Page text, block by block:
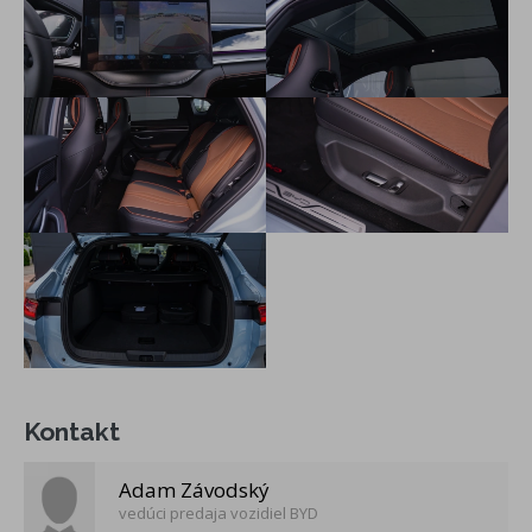
LED svetlá pre denné svietenie
Follow me home (funkcia svetiel s predčasným
zapnutím/oneskoreným zhasnutím)
Dynamická svetelná animácia na privítanie
Asistent diaľkových svetiel
Exteriérové svetlo spätných zrkadiel
Panoramatické strešné okno
LED zadné svetlá
Hliníkové strešné lyžiny
Elektricky ovládané veko kufra
19" disky z ľahkej zliatiny
Pneumatiky 235/50 R19
Spätné zrkadlá, elektricky nastaviteľné, sklopné a vyhrievané
Daždový senzor
Multifunkčný vyhrievaný volant
Sedadlá z vegánskej kože
Kontakt
Adam Závodský
vedúci predaja vozidiel BYD